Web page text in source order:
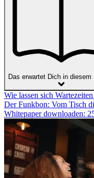
Das erwartet Dich in diesem
Wie lassen sich
Der Funkbon: Vom Tisch
Whitepaper downloaden: